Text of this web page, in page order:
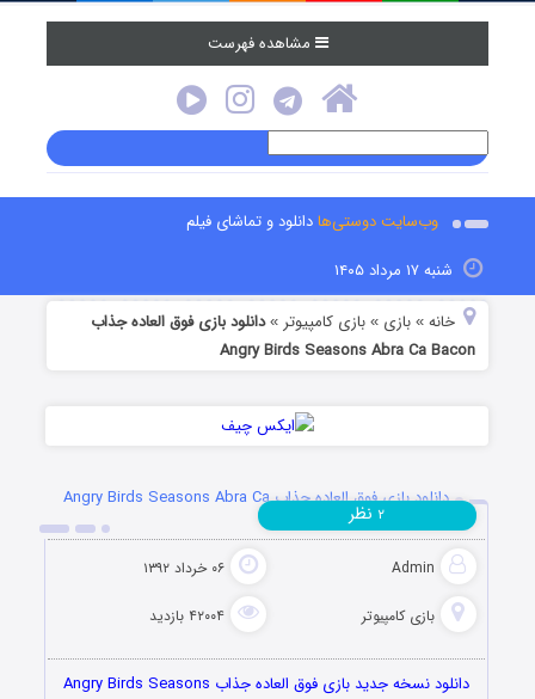
مشاهده فهرست
وب‌سایت دوستی‌هادانلود و تماشای فیلم
شنبه ۱۷ مرداد ۱۴۰۵
خانه »بازی »بازی کامپیوتر »دانلود بازی فوق العاده جذاب
Angry Birds Seasons Abra Ca Bacon
دانلود بازی فوق العاده جذاب Angry Birds Seasons Abra Ca
Bacon
Admin ۰۶ خرداد ۱۳۹۲
بازی کامپیوتر ۴۲۰۰۴ بازدید
۲ نظر
دانلود نسخه جدید بازی فوق العاده جذاب Angry Birds Seasons